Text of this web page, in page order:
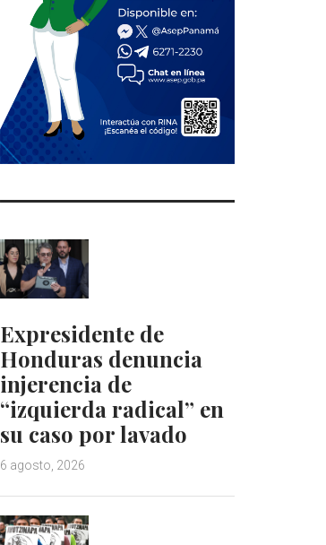
Expresidente de
Honduras denuncia
injerencia de
“izquierda radical” en
su caso por lavado
6 agosto, 2026